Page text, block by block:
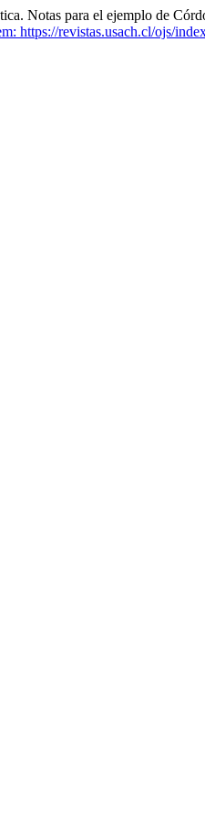
Notas para el ejemplo de
https://revistas.usach.cl/ojs/